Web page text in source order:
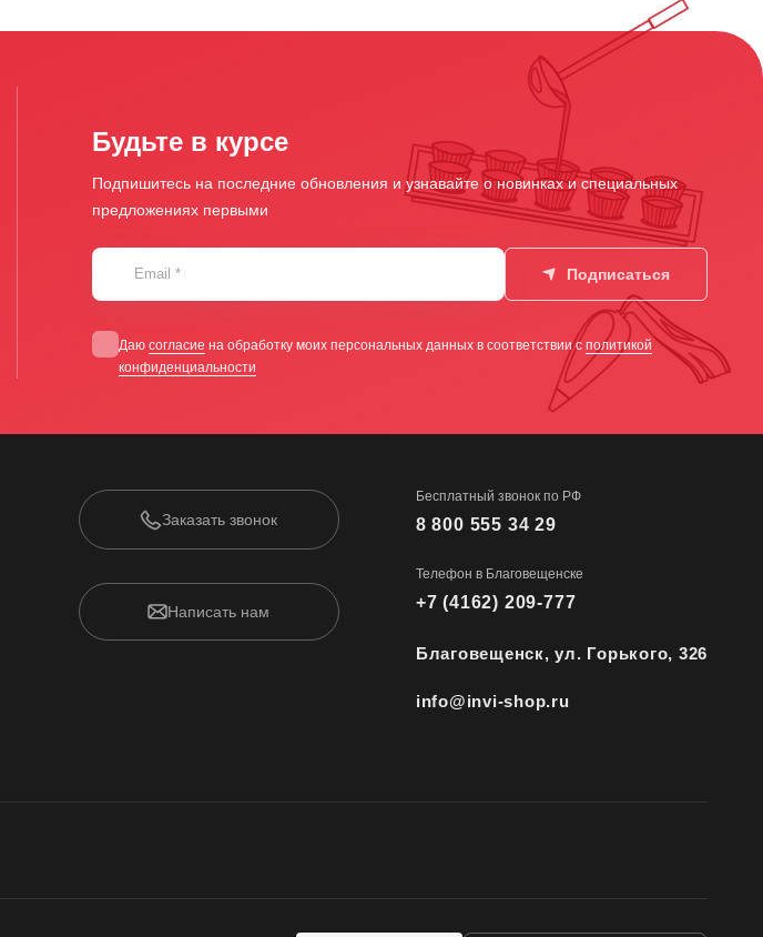
Будьте в курсе
Подпишитесь на последние обновления и узнавайте о новинках и специальных
предложениях первыми
Email * Подписаться
Даю согласие на обработку моих персональных данных в соответствии с политикой
конфиденциальности
Заказать звонок
Написать нам
Бесплатный звонок по РФ
8 800 555 34 29
Телефон в Благовещенске
+7 (4162) 209-777
Благовещенск, ул. Горького, 326
info@invi-shop.ru